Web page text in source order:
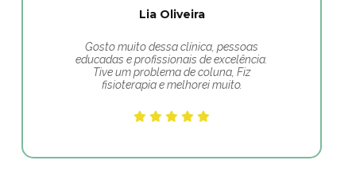
Lia Oliveira
Gosto muito dessa clínica, pessoas
educadas e profissionais de excelência.
Tive um problema de coluna, Fiz
fisioterapia e melhorei muito.